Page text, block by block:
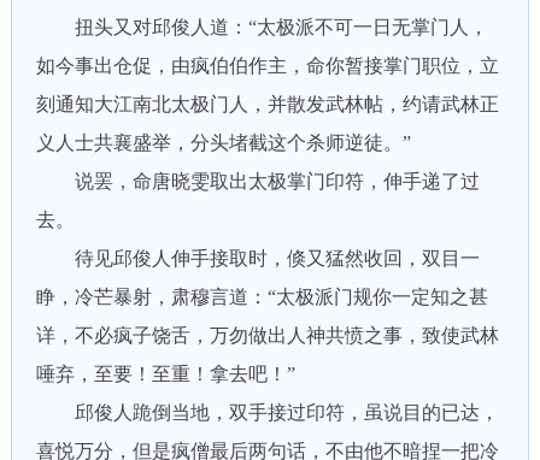
扭头又对邱俊人道：“太极派不可一日无掌门人，
如今事出仓促，由疯伯伯作主，命你暂接掌门职位，立
刻通知大江南北太极门人，并散发武林帖，约请武林正
义人士共襄盛举，分头堵截这个杀师逆徒。”
说罢，命唐晓雯取出太极掌门印符，伸手递了过
去。
待见邱俊人伸手接取时，倏又猛然收回，双目一
睁，冷芒暴射，肃穆言道：“太极派门规你一定知之甚
详，不必疯子饶舌，万勿做出人神共愤之事，致使武林
唾弃，至要！至重！拿去吧！”
邱俊人跪倒当地，双手接过印符，虽说目的已达，
喜悦万分，但是疯僧最后两句话，不由他不暗捏一把冷